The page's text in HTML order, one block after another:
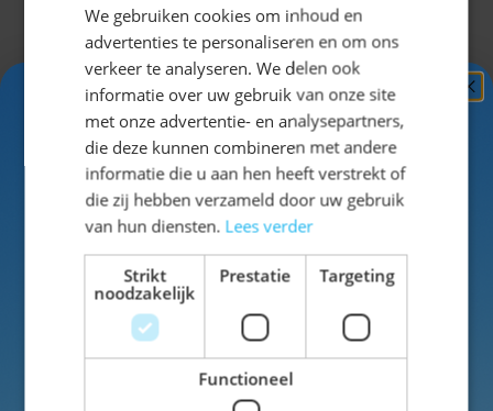
Voor de
dames
hebben we
naast
lederhosen
ook een
ruime keus in
Dirndls!
Dirndls in
bijna elke
We gebruiken cookies om inhoud en
advertenties te personaliseren en om ons
verkeer te analyseren. We delen ook
informatie over uw gebruik van onze site
met onze advertentie- en analysepartners,
die deze kunnen combineren met andere
informatie die u aan hen heeft verstrekt of
die zij hebben verzameld door uw gebruik
van hun diensten. Lees verder
Strikt
noodzakelijk
Prestatie Targeting
Functioneel
Ontvang5%
KORTING!
Schrijf je nuin voor de nieuwsbrief en ontvang toegang
tot exclusieve kortingen!
Voor- en achternaam
Inschrijven